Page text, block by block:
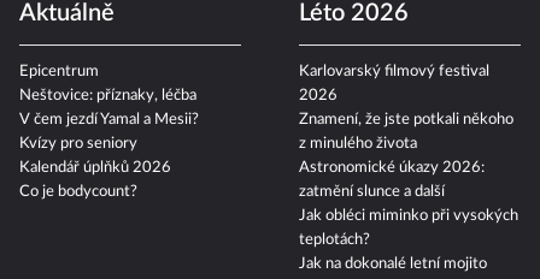
Aktuálně
Epicentrum
Neštovice: příznaky, léčba
V čem jezdí Yamal a Mesii?
Kvízy pro seniory
Kalendář úplňků 2026
Co je bodycount?
Léto 2026
Karlovarský filmový festival
2026
Znamení, že jste potkali někoho
z minulého života
Astronomické úkazy 2026:
zatmění slunce a další
Jak obléci miminko při vysokých
teplotách?
Jak na dokonalé letní mojito